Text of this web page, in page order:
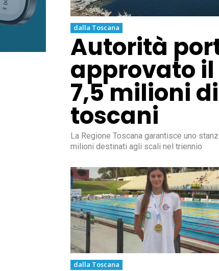
dalla Toscana
Autorità
approvato
7,5 milioni
toscani
La Regione Toscana garantisce uno
milioni destinati agli scali nel triennio
dalla Toscana